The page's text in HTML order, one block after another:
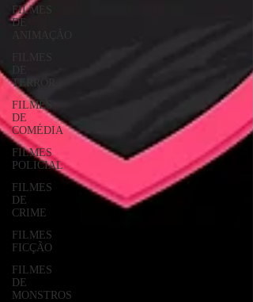
FILMES
DE
TERROR
FILMES
DE
COMÉDIA
FILMES
POLICIAL
FILMES
DE
CRIME
FILMES
FICÇÃO
FILMES
DE
MONSTROS